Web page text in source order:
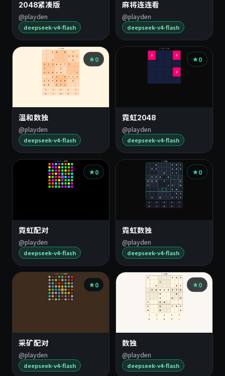
2048紧凑版
@playden
deepseek-v4-flash
麻将连连看
@playden
deepseek-v4-flash
0
温和数独
@playden
deepseek-v4-flash
0
霓虹2048
@playden
deepseek-v4-flash
0
霓虹配对
@playden
deepseek-v4-flash
0
霓虹数独
@playden
deepseek-v4-flash
0
采矿配对
@playden
deepseek-v4-flash
0
数独
@playden
deepseek-v4-flash